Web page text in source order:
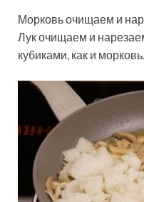
Морковь очищаем и
Лук очищаем и
кубиками, как и морковь.